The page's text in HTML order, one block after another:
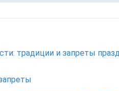
традиции и запреты